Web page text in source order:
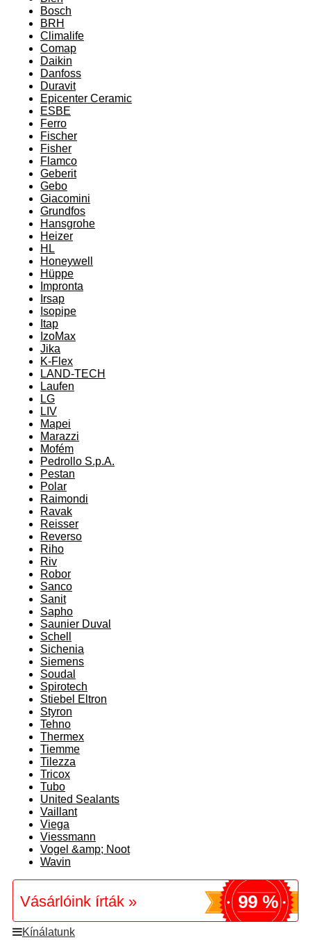
Bosch
BRH
Climalife
Comap
Daikin
Danfoss
Duravit
Epicenter Ceramic
ESBE
Ferro
Fischer
Fisher
Flamco
Geberit
Gebo
Giacomini
Grundfos
Hansgrohe
Heizer
HL
Honeywell
Hüppe
Impronta
Irsap
Isopipe
Itap
IzoMax
Jika
K-Flex
LAND-TECH
Laufen
LG
LIV
Mapei
Marazzi
Mofém
Pedrollo S.p.A.
Pestan
Polar
Raimondi
Ravak
Reisser
Reverso
Riho
Riv
Robor
Sanco
Sanit
Sapho
Saunier Duval
Schell
Sichenia
Siemens
Soudal
Spirotech
Stiebel Eltron
Styron
Tehno
Thermex
Tiemme
Tilezza
Tricox
Tubo
United Sealants
Vaillant
Viega
Viessmann
Vogel &amp; Noot
Wavin
Vásárlóink írták » 99 %
Kínálatunk